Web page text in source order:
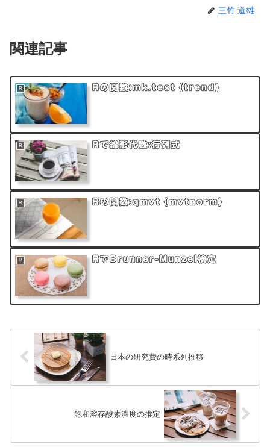
三竹 道雄
関連記事
R Rの関数:mk.test {trend}
R Rで線形代数:行列式
R Rの関数:qmvt {mvtnorm}
R RでBrunner-Munzel検定
日本の研究費の時系列推移
飽和溶存酸素濃度の推定